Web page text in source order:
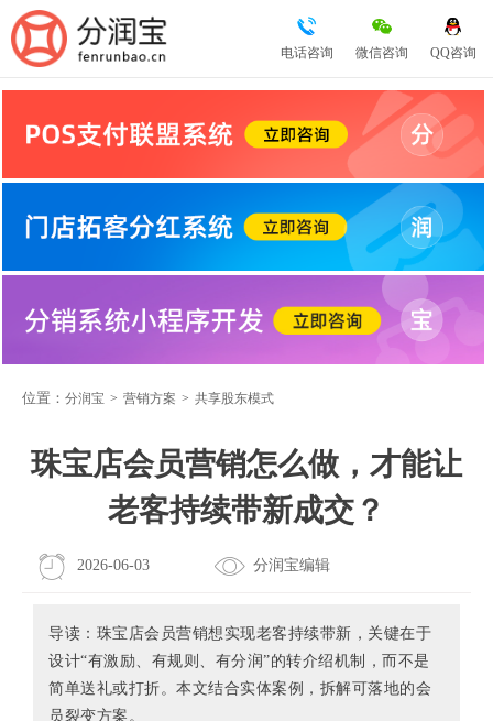
QQ咨询
微信咨询
电话咨询
位置： 分润宝 > 营销方案 > 共享股东模式
珠宝店会员营销怎么做，才能让
老客持续带新成交？
2026-06-03 分润宝编辑
导读：珠宝店会员营销想实现老客持续带新，关键在于
设计“有激励、有规则、有分润”的转介绍机制，而不是
简单送礼或打折。本文结合实体案例，拆解可落地的会
员裂变方案。